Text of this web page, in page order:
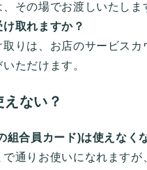
その場でお渡しいたしま
取れますか？
りは、お店のサービス
ただけます。
ない？
組合員カード)は使えなく
通りお使いになれます